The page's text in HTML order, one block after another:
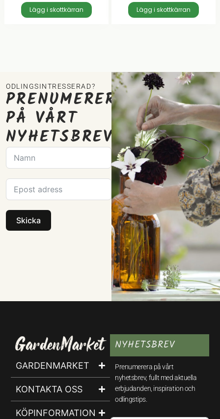
Lägg i skottkärran Lägg i skottkärran
ODLINGSINTRESSERAD?
PRENUMERERA
PÅ VÅRT
NYHETSBREV
Skicka
GARDENMARKET
KONTAKTA OSS
KÖPINFORMATION
NYHETSBREV
Prenumerera på vårt
nyhetsbrev, fullt med aktuella
erbjudanden, inspiration och
odlingstips.